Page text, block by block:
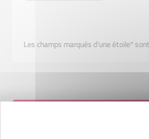
Les champs marqués d'une étoile*